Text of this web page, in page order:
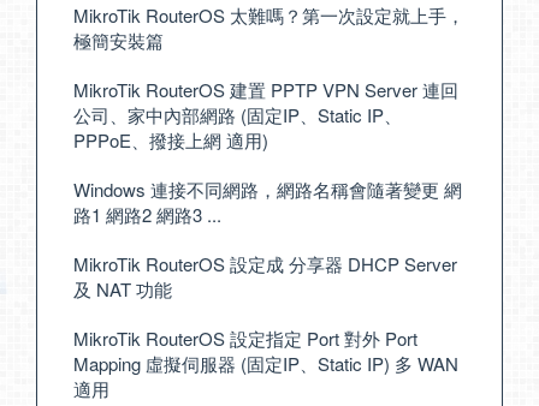
MikroTik RouterOS 太難嗎？第一次設定就上手，
極簡安裝篇
MikroTik RouterOS 建置 PPTP VPN Server 連回
公司、家中內部網路 (固定IP、Static IP、
PPPoE、撥接上網 適用)
Windows 連接不同網路，網路名稱會隨著變更 網
路1 網路2 網路3 ...
MikroTik RouterOS 設定成 分享器 DHCP Server
及 NAT 功能
MikroTik RouterOS 設定指定 Port 對外 Port
Mapping 虛擬伺服器 (固定IP、Static IP) 多 WAN
適用